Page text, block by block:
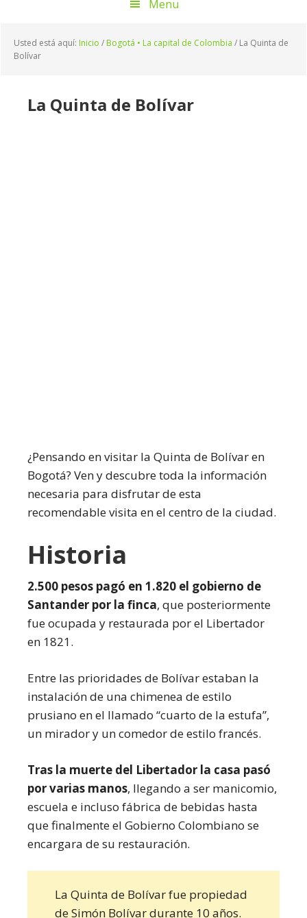
Menu
Usted está aquí: Inicio / Bogotá • La capital de Colombia / La Quinta de
Bolívar
La Quinta de Bolívar
¿Pensando en visitar la Quinta de Bolívar en
Bogotá? Ven y descubre toda la información
necesaria para disfrutar de esta
recomendable visita en el centro de la ciudad.
Historia
2.500 pesos pagó en 1.820 el gobierno de
Santander por la finca, que posteriormente
fue ocupada y restaurada por el Libertador
en 1821.
Entre las prioridades de Bolívar estaban la
instalación de una chimenea de estilo
prusiano en el llamado “cuarto de la estufa”,
un mirador y un comedor de estilo francés.
Tras la muerte del Libertador la casa pasó
por varias manos, llegando a ser manicomio,
escuela e incluso fábrica de bebidas hasta
que finalmente el Gobierno Colombiano se
encargara de su restauración.
La Quinta de Bolívar fue propiedad
de Simón Bolívar durante 10 años.